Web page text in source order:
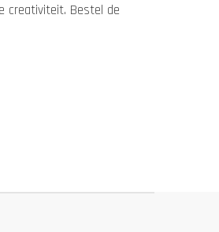
creativiteit. Bestel de